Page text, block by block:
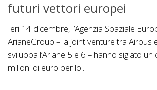
futuri vettori europei
Ieri 14 dicembre, l’Agenzia Spaziale
ArianeGroup – la joint venture tra Airbus
sviluppa l’Ariane 5 e 6 – hanno siglato
milioni di euro per lo...